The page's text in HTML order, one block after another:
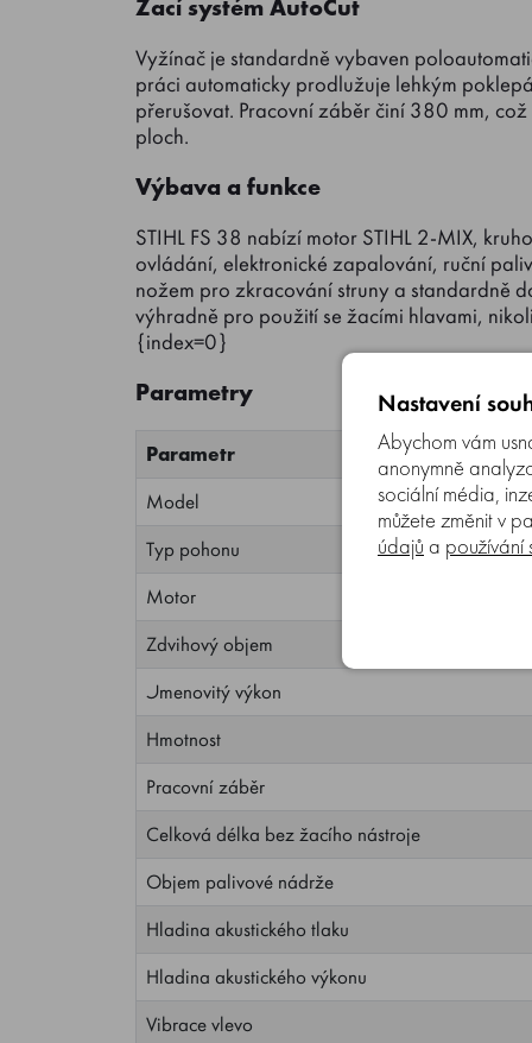
Žací systém AutoCut
Vyžínač je standardně vybaven
práci automaticky prodlužuje lehkým
přerušovat. Pracovní záběr činí 380 mm,
ploch.
Výbava a funkce
STIHL FS 38 nabízí motor STIHL 2-MIX,
ovládání, elektronické zapalování, ruční
nožem pro zkracování struny a standardně
výhradně pro použití se žacími hlavami,
{index=0}
Parametry
Parametr
Model
Typ pohonu
Motor
Zdvihový objem
Jmenovitý výkon
Hmotnost
Pracovní záběr
Celková délka bez žacího nástroje
Objem palivové nádrže
Hladina akustického tlaku
Hladina akustického výkonu
Vibrace vlevo
Nastavení
Abychom vám
anonymně
sociální média,
můžete změnit v
údajů a používání